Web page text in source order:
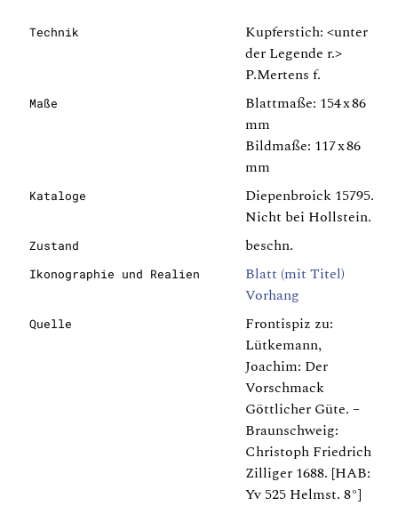
Technik
Kupferstich: <unter
der Legende r.>
P.Mertens f.
Maße
Blattmaße: 154 x 86
mm
Bildmaße: 117 x 86
mm
Kataloge
Diepenbroick 15795.
Nicht bei Hollstein.
Zustand beschn.
Ikonographie und Realien
Blatt (mit Titel)
Vorhang
Quelle
Frontispiz zu:
Lütkemann,
Joachim: Der
Vorschmack
Göttlicher Güte. –
Braunschweig:
Christoph Friedrich
Zilliger 1688. [HAB:
Yv 525 Helmst. 8°]